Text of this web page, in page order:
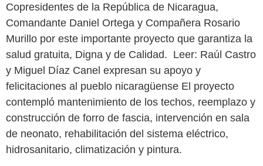
Copresidentes de la República de Nicaragua,
Comandante Daniel Ortega y Compañera Rosario
Murillo por este importante proyecto que garantiza la
salud gratuita, Digna y de Calidad. Leer: Raúl Castro
y Miguel Díaz Canel expresan su apoyo y
felicitaciones al pueblo nicaragüense El proyecto
contempló mantenimiento de los techos, reemplazo y
construcción de forro de fascia, intervención en sala
de neonato, rehabilitación del sistema eléctrico,
hidrosanitario, climatización y pintura.